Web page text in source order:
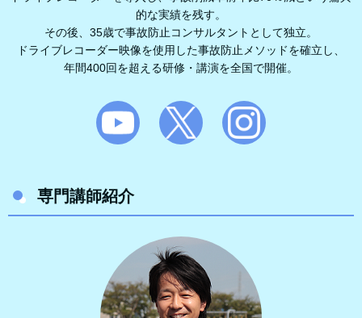
的な実績を残す。
その後、35歳で事故防止コンサルタントとして独立。
ドライブレコーダー映像を使用した事故防止メソッドを確立し、
年間400回を超える研修・講演を全国で開催。
専門講師紹介